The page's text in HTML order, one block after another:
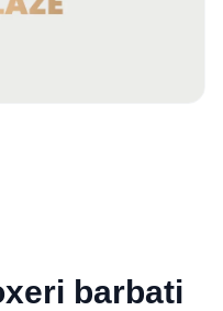
barbati